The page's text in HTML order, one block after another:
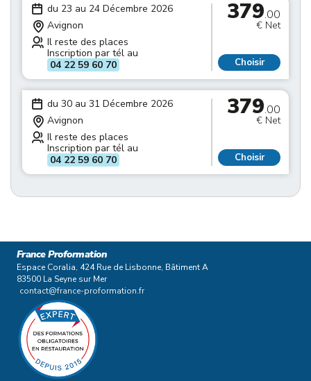
du 23 au 24 Décembre 2026
Avignon
Il reste des places
Inscription par tél au
04 22 59 60 70
379.00
€ Net
Choisir
du 30 au 31 Décembre 2026
Avignon
Il reste des places
Inscription par tél au
04 22 59 60 70
379.00
€ Net
Choisir
France Proformation
Espace Coralia, 424 Rue de Lisbonne, Bâtiment A
83500 La Seyne sur Mer
contact@france-proformation.fr